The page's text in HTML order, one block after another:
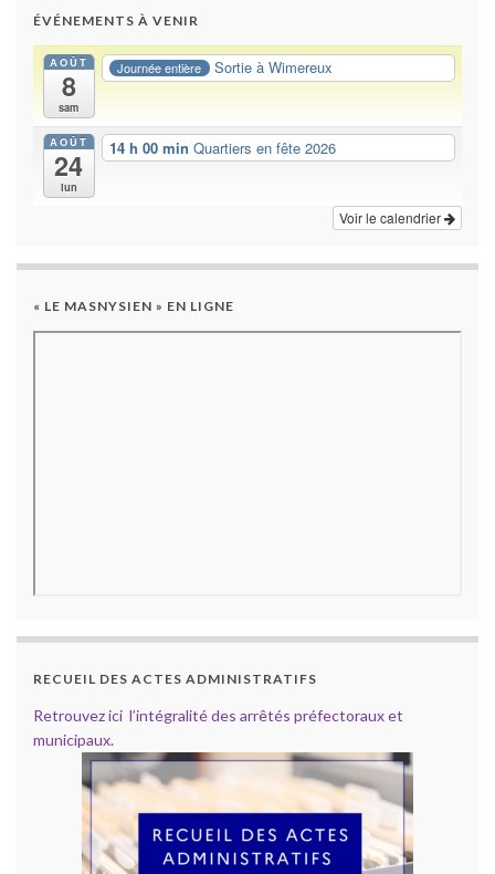
ÉVÉNEMENTS À VENIR
AOÛT
8
sam
Journée entière Sortie à Wimereux
AOÛT
24
lun
14 h 00 min Quartiers en fête 2026
Voir le calendrier
« LE MASNYSIEN » EN LIGNE
RECUEIL DES ACTES ADMINISTRATIFS
Retrouvez ici l’intégralité des arrêtés préfectoraux et
municipaux.